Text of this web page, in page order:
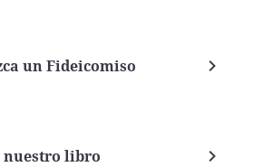
un Fideicomiso
nuestro libro